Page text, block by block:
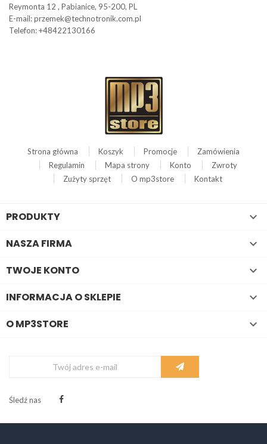
Reymonta 12 , Pabianice, 95-200, PL
E-mail: przemek@technotronik.com.pl
Telefon: +48422130166
Strona główna Koszyk Promocje
Zamówienia
Regulamin
Mapa strony Konto
Zwroty
Zużyty sprzęt
O mp3store Kontakt
PRODUKTY 
NASZA FIRMA 
TWOJE KONTO 
INFORMACJA O SKLEPIE 
O MP3STORE 
Śledź nas